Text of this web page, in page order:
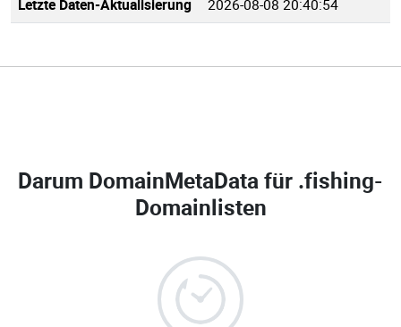
Letzte Daten-Aktualisierung
2026-08-08 20:40:54
Darum DomainMetaData für .fishing-
Domainlisten